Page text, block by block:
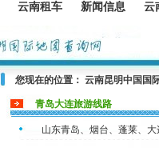
云南租车 新闻信息 云
您现在的位置： 云南昆明中国国
青岛大连旅游线路
山东青岛、烟台、蓬莱、